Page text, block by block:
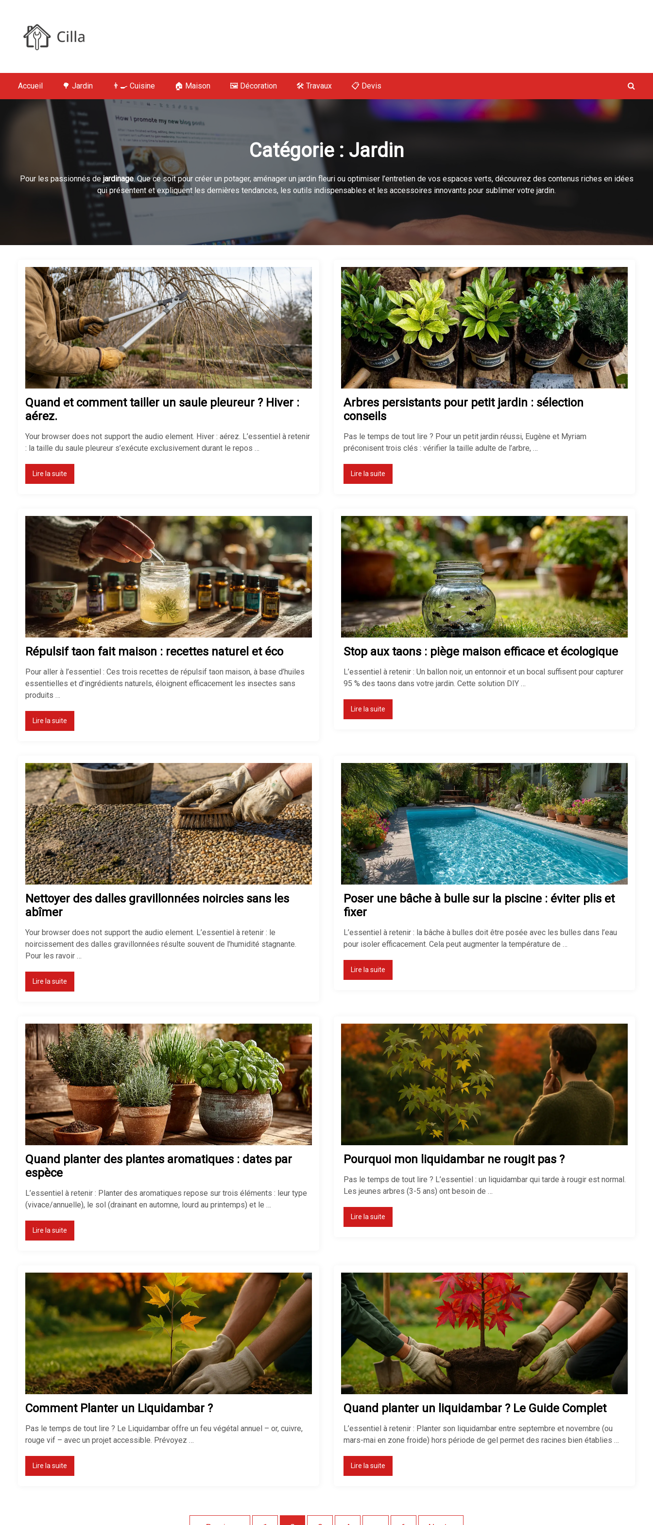
c
n
Cilla : Jardin, Maison, Déco, Travaux
Accueil 🌳 Jardin 👨‍🍳 Cuisine 🏠 Maison 🖼️ Décoration 🛠 Travaux 📋 Devis
Catégorie : Jardin
Pour les passionnés de jardinage. Que ce soit pour créer un potager, aménager un jardin fleuri ou optimiser l’entretien de vos espaces verts, découvrez des contenus riches en idées
qui présentent et expliquent les dernières tendances, les outils indispensables et les accessoires innovants pour sublimer votre jardin.
Quand et comment tailler un saule pleureur ? Hiver :
aérez.
Your browser does not support the audio element. Hiver : aérez. L’essentiel à retenir
: la taille du saule pleureur s’exécute exclusivement durant le repos …
Lire la suite
Arbres persistants pour petit jardin : sélection
conseils
Pas le temps de tout lire ? Pour un petit jardin réussi, Eugène et Myriam
préconisent trois clés : vérifier la taille adulte de l’arbre, …
Lire la suite
Répulsif taon fait maison : recettes naturel et éco
Pour aller à l’essentiel : Ces trois recettes de répulsif taon maison, à base d’huiles
essentielles et d’ingrédients naturels, éloignent efficacement les insectes sans
produits …
Lire la suite
Stop aux taons : piège maison efficace et écologique
L’essentiel à retenir : Un ballon noir, un entonnoir et un bocal suffisent pour capturer
95 % des taons dans votre jardin. Cette solution DIY …
Lire la suite
Nettoyer des dalles gravillonnées noircies sans les
abîmer
Your browser does not support the audio element. L’essentiel à retenir : le
noircissement des dalles gravillonnées résulte souvent de l’humidité stagnante.
Pour les ravoir …
Lire la suite
Poser une bâche à bulle sur la piscine : éviter plis et
fixer
L’essentiel à retenir : la bâche à bulles doit être posée avec les bulles dans l’eau
pour isoler efficacement. Cela peut augmenter la température de …
Lire la suite
Quand planter des plantes aromatiques : dates par
espèce
L’essentiel à retenir : Planter des aromatiques repose sur trois éléments : leur type
(vivace/annuelle), le sol (drainant en automne, lourd au printemps) et le …
Lire la suite
Pourquoi mon liquidambar ne rougit pas ?
Pas le temps de tout lire ? L’essentiel : un liquidambar qui tarde à rougir est normal.
Les jeunes arbres (3-5 ans) ont besoin de …
Lire la suite
Comment Planter un Liquidambar ?
Pas le temps de tout lire ? Le Liquidambar offre un feu végétal annuel – or, cuivre,
rouge vif – avec un projet accessible. Prévoyez …
Lire la suite
Quand planter un liquidambar ? Le Guide Complet
L’essentiel à retenir : Planter son liquidambar entre septembre et novembre (ou
mars-mai en zone froide) hors période de gel permet des racines bien établies …
Lire la suite